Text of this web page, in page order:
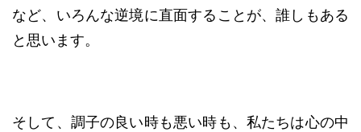
など、いろんな逆境に直面することが、誰しもある
と思います。
そして、調子の良い時も悪い時も、私たちは心の中